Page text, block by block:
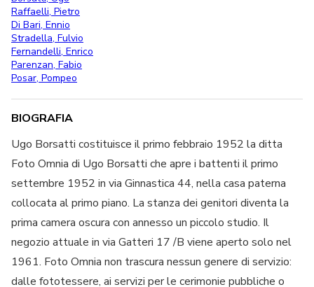
Raffaelli, Pietro
Di Bari, Ennio
Stradella, Fulvio
Fernandelli, Enrico
Parenzan, Fabio
Posar, Pompeo
BIOGRAFIA
Ugo Borsatti costituisce il primo febbraio 1952 la ditta
Foto Omnia di Ugo Borsatti che apre i battenti il primo
settembre 1952 in via Ginnastica 44, nella casa paterna
collocata al primo piano. La stanza dei genitori diventa la
prima camera oscura con annesso un piccolo studio. Il
negozio attuale in via Gatteri 17 /B viene aperto solo nel
1961. Foto Omnia non trascura nessun genere di servizio:
dalle fototessere, ai servizi per le cerimonie pubbliche o